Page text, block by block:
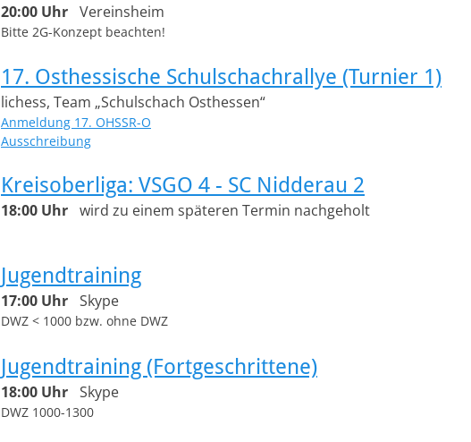
20:00 Uhr Vereinsheim
Bitte 2G-Konzept beachten!
17. Osthessische Schulschachrallye (Turnier 1)
lichess, Team „Schulschach Osthessen“
Anmeldung 17. OHSSR-O
Ausschreibung
Kreisoberliga: VSGO 4 - SC Nidderau 2
18:00 Uhr wird zu einem späteren Termin nachgeholt
Jugendtraining
17:00 Uhr Skype
DWZ < 1000 bzw. ohne DWZ
Jugendtraining (Fortgeschrittene)
18:00 Uhr Skype
DWZ 1000-1300